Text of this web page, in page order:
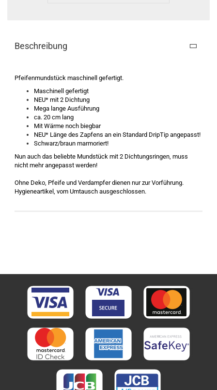
Beschreibung
Pfeifenmundstück maschinell gefertigt.
Maschinell gefertigt
NEU* mit 2 Dichtung
Mega lange Ausführung
ca. 20 cm lang
Mit Wärme noch biegbar
NEU* Länge des Zapfens an ein Standard DripTip angepasst!
Schwarz/braun marmoriert!
Nun auch das beliebte Mundstück mit 2 Dichtungsringen, muss
nicht mehr angepasst werden!
Ohne Deko, Pfeife und Verdampfer dienen nur zur Vorführung.
Hygieneartikel, vom Umtausch ausgeschlossen.